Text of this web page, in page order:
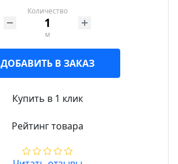
Количество
м
ДОБАВИТЬ В ЗАКАЗ
Купить в 1 клик
Рейтинг товара